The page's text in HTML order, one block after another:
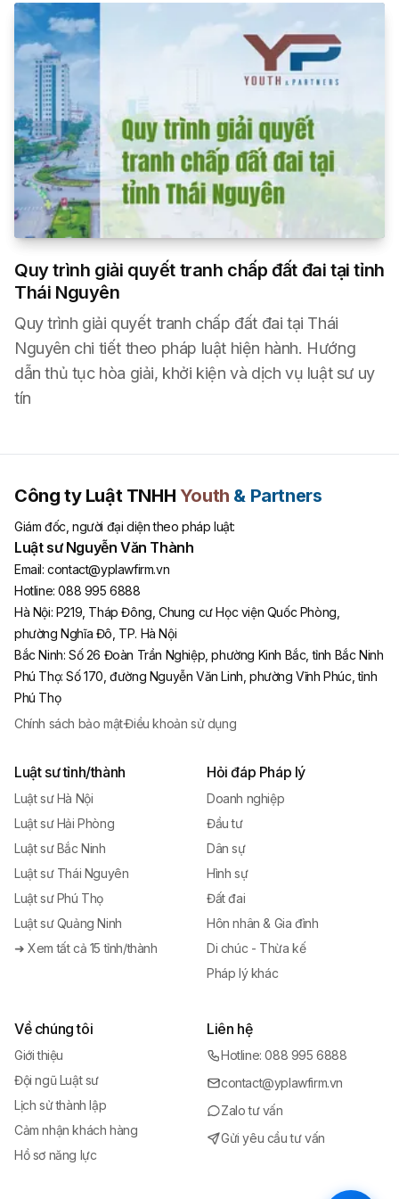
Quy trình giải quyết tranh chấp đất đai tại tỉnh
Thái Nguyên
Quy trình giải quyết tranh chấp đất đai tại Thái
Nguyên chi tiết theo pháp luật hiện hành. Hướng
dẫn thủ tục hòa giải, khởi kiện và dịch vụ luật sư uy
tín
Công ty Luật TNHH Youth & Partners
Giám đốc, người đại diện theo pháp luật:
Luật sư Nguyễn Văn Thành
Email: contact@yplawfirm.vn
Hotline: 088 995 6888
Hà Nội: P219, Tháp Đông, Chung cư Học viện Quốc Phòng,
phường Nghĩa Đô, TP. Hà Nội
Bắc Ninh:Số 26 Đoàn Trần Nghiệp, phường Kinh Bắc, tỉnh Bắc Ninh
Phú Thọ:Số 170, đường Nguyễn Văn Linh, phường Vĩnh Phúc, tỉnh
Phú Thọ
Chính sách bảo mật·Điều khoản sử dụng
Luật sư tỉnh/thành
Luật sư Hà Nội
Luật sư Hải Phòng
Luật sư Bắc Ninh
Luật sư Thái Nguyên
Luật sư Phú Thọ
Luật sư Quảng Ninh
➜ Xem tất cả 15 tỉnh/thành
Hỏi đáp Pháp lý
Doanh nghiệp
Đầu tư
Dân sự
Hình sự
Đất đai
Hôn nhân & Gia đình
Di chúc - Thừa kế
Pháp lý khác
Về chúng tôi
Giới thiệu
Đội ngũ Luật sư
Lịch sử thành lập
Cảm nhận khách hàng
Hồ sơ năng lực
Liên hệ
Hotline: 088 995 6888
contact@yplawfirm.vn
Zalo tư vấn
Gửi yêu cầu tư vấn